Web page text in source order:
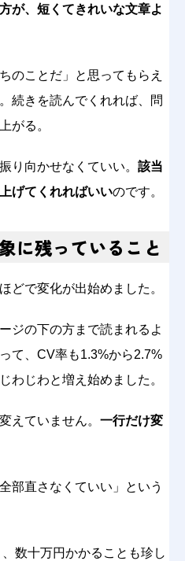
が、短くてきれいな文章よ
のことだ」と思ってもらえ
続きを読んでくれれば、問
がる。
り向かせなくていい。 該当
げてくれればいいのです。
に残っていること
どで変化が出始めました。
ジの下の方まで読まれるよ
て、CV率も1.3%から2.7%
わじわと増え始めました。
えていません。 一行だけ変
部直さなくていい」という
数十万円かかることも珍し